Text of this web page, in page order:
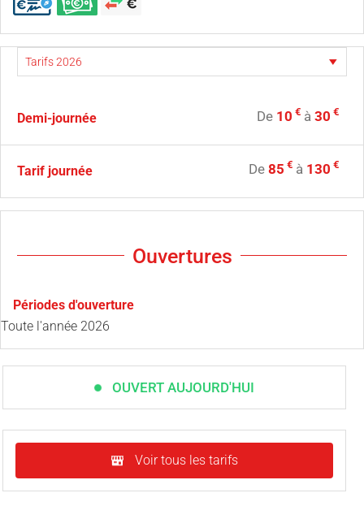
Demi-journée De 10 € à 30 €
Tarif journée De 85 € à 130 €
Ouvertures
Périodes d'ouverture
Toute l'année 2026
OUVERT AUJOURD'HUI
Voir tous les tarifs